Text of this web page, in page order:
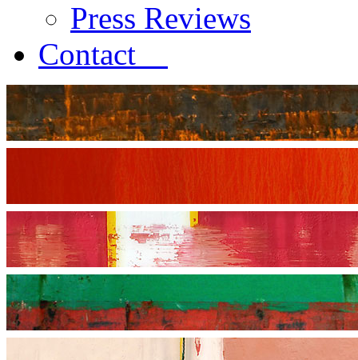
Press Reviews
Contact